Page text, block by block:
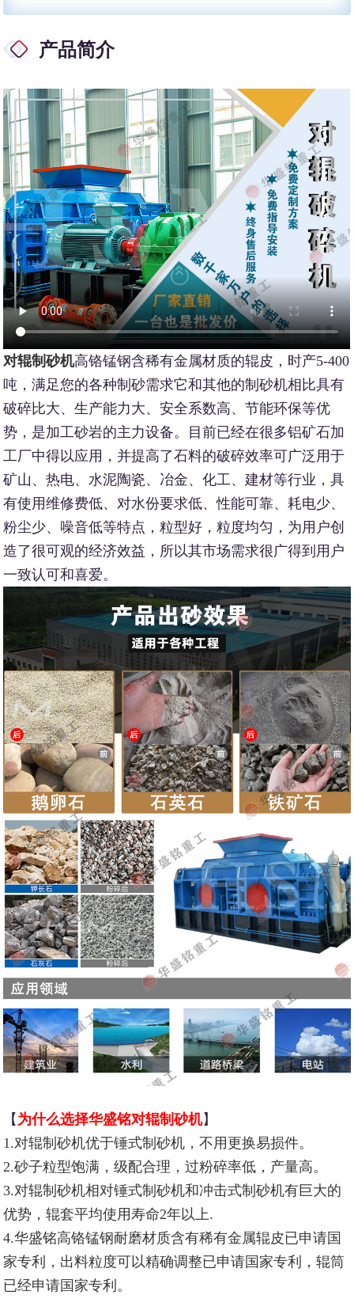
产品简介
对辊制砂机高铬锰钢含稀有金属材质的辊皮，时产5-400
吨，满足您的各种制砂需求它和其他的制砂机相比具有
破碎比大、生产能力大、安全系数高、节能环保等优
势，是加工砂岩的主力设备。目前已经在很多铝矿石加
工厂中得以应用，并提高了石料的破碎效率可广泛用于
矿山、热电、水泥陶瓷、冶金、化工、建材等行业，具
有使用维修费低、对水份要求低、性能可靠、耗电少、
粉尘少、噪音低等特点，粒型好，粒度均匀，为用户创
造了很可观的经济效益，所以其市场需求很广得到用户
一致认可和喜爱。
【 为什么选择华盛铭对辊制砂机】
1.对辊制砂机优于锤式制砂机，不用更换易损件。
2.砂子粒型饱满，级配合理，过粉碎率低，产量高。
3.对辊制砂机相对锤式制砂机和冲击式制砂机有巨大的
优势，辊套平均使用寿命2年以上.
4.华盛铭高铬锰钢耐磨材质含有稀有金属辊皮已申请国
家专利，出料粒度可以精确调整已申请国家专利，辊筒
已经申请国家专利。